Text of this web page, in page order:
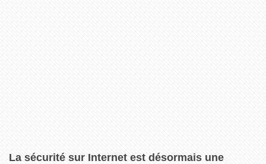
La sécurité sur Internet est désormais une